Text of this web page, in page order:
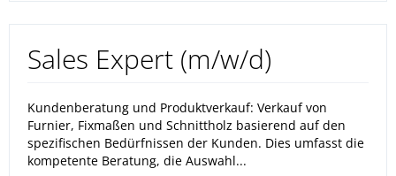
Sales Expert (m/w/d)
Kundenberatung und Produktverkauf: Verkauf von
Furnier, Fixmaßen und Schnittholz basierend auf den
spezifischen Bedürfnissen der Kunden. Dies umfasst die
kompetente Beratung, die Auswahl...